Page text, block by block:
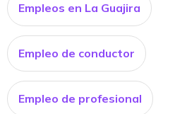
Empleos en La Guajira
Empleo de conductor
Empleo de profesional